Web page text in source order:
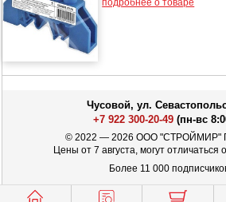
Чусовой, ул.
+7 922 300-20-49 (пн-вс
© 2022 — 2026 ООО "СТРОЙМИР"
Цены от 7 августа, могут отличаться
Более 11 000